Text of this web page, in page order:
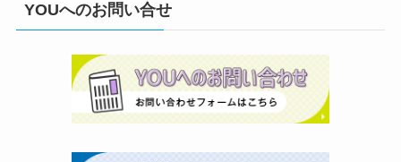
YOUへのお問い合せ